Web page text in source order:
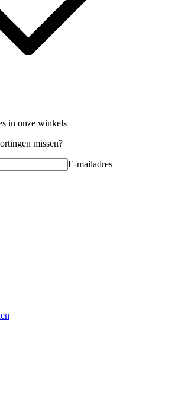
in onze winkels
missen?
E-mailadres